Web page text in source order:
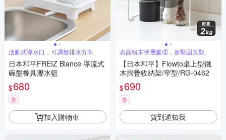
活動式導水口，可調整排水方向
日本和平FREIZ Blance 導流式
碗盤餐具瀝水籃
$680
券
加入購物車
表面粉末塗層處理，更堅固美觀
【日本和平】Flowto桌上型鐵
木摺疊收納架/窄型/RG-0462
$690
券
貨到通知我